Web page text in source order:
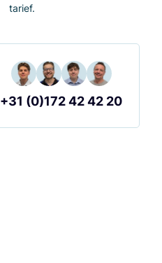
tarief.
+31 (0)172 42 42 20